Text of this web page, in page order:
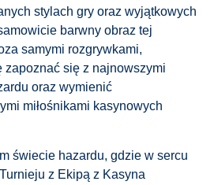
stylach gry oraz wyjątkowych
barwny obraz tej
samymi rozgrywkami,
zapoznać się z najnowszymi
oraz wymienić
miłośnikami kasynowych
świecie hazardu, gdzie w sercu
z Ekipą z Kasyna